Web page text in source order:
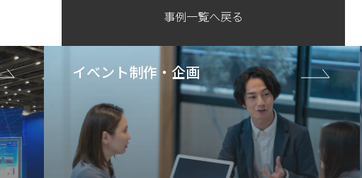
事例一覧へ戻る
イベント制作・企画